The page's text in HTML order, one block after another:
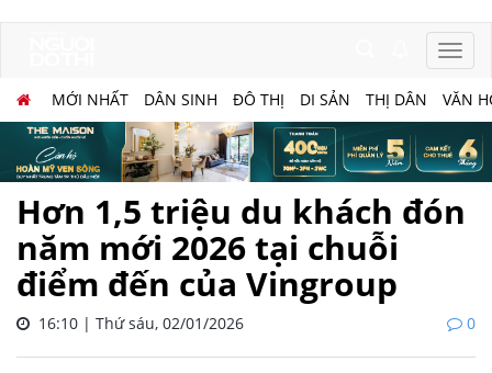
MỚI NHẤT DÂN SINH ĐÔ THỊ DI SẢN THỊ DÂN VĂN
Hơn 1,5 triệu du khách đón
năm mới 2026 tại chuỗi
điểm đến của Vingroup
16:10 | Thứ sáu, 02/01/2026 0